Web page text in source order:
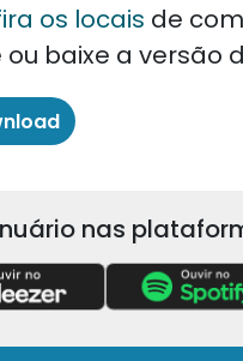
os locais de
ou baixe a versão
nas